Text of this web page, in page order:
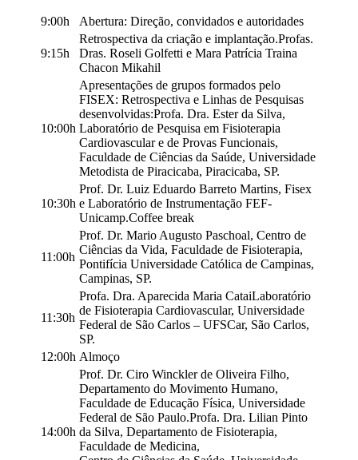
9:00h Abertura: Direção, convidados e autoridades
9:15h
Retrospectiva da criação e implantação.Profas.
Dras. Roseli Golfetti e Mara Patrícia Traina
Chacon Mikahil
10:00h
Apresentações de grupos formados pelo
FISEX: Retrospectiva e Linhas de Pesquisas
desenvolvidas:Profa. Dra. Ester da Silva,
Laboratório de Pesquisa em Fisioterapia
Cardiovascular e de Provas Funcionais,
Faculdade de Ciências da Saúde, Universidade
Metodista de Piracicaba, Piracicaba, SP.
10:30h
Prof. Dr. Luiz Eduardo Barreto Martins, Fisex
e Laboratório de Instrumentação FEF-
Unicamp.Coffee break
11:00h
Prof. Dr. Mario Augusto Paschoal, Centro de
Ciências da Vida, Faculdade de Fisioterapia,
Pontifícia Universidade Católica de Campinas,
Campinas, SP.
11:30h
Profa. Dra. Aparecida Maria CataiLaboratório
de Fisioterapia Cardiovascular, Universidade
Federal de São Carlos – UFSCar, São Carlos,
SP.
12:00h Almoço
14:00h
Prof. Dr. Ciro Winckler de Oliveira Filho,
Departamento do Movimento Humano,
Faculdade de Educação Física, Universidade
Federal de São Paulo.Profa. Dra. Lilian Pinto
da Silva, Departamento de Fisioterapia,
Faculdade de Medicina,